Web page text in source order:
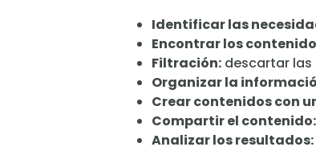
Identificar las
Encontrar los
Filtración: descartar las
Organizar la
Crear contenidos con
Compartir el contenido:
Analizar los resultados: